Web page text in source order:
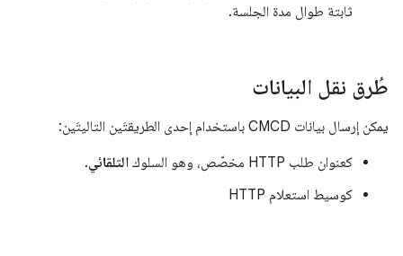
ثابتة طوال مدة الجلسة.
طُرق نقل البيانات
يمكن إرسال بيانات CMCD باستخدام إحدى الطريقتَين التاليتَين:
كعنوان طلب HTTP مخصّص، وهو السلوك
التلقائي.
كوسيط استعلام HTTP